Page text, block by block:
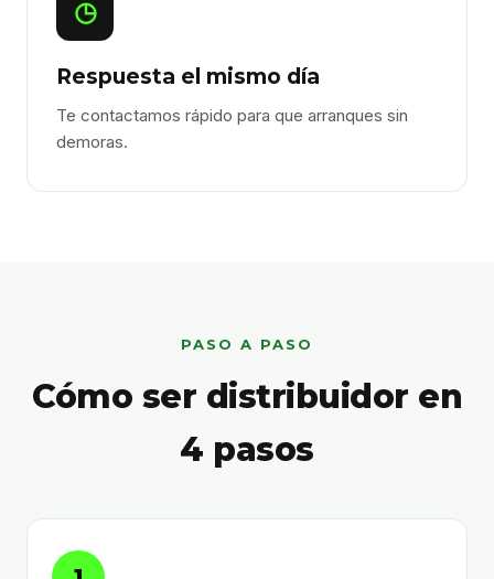
◷
Respuesta el mismo día
Te contactamos rápido para que arranques sin
demoras.
PASO A PASO
Cómo ser distribuidor en
4 pasos